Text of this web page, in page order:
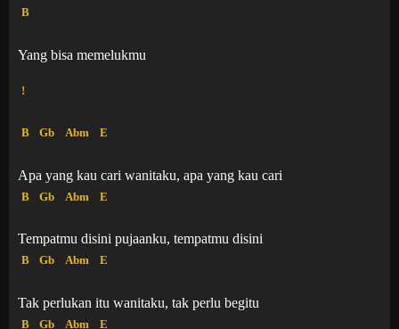
B
Yang bisa memelukmu
!
B Gb Abm E
Apa yang kau cari wanitaku, apa yang kau cari
B Gb Abm E
Tempatmu disini pujaanku, tempatmu disini
B Gb Abm E
Tak perlukan itu wanitaku, tak perlu begitu
B Gb Abm E